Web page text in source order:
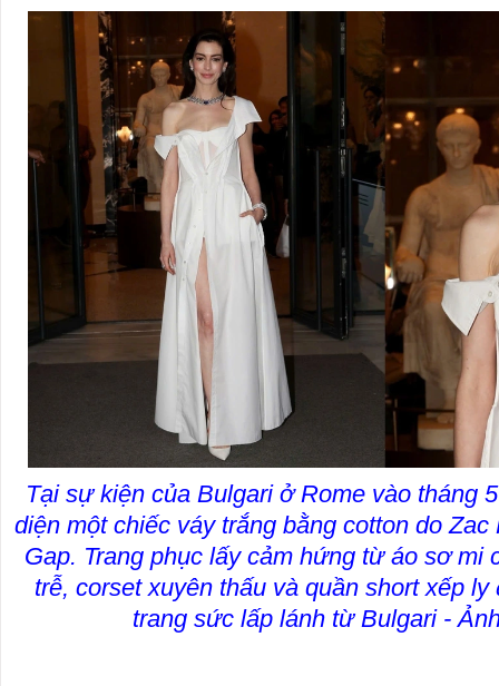
Tại sự kiện của Bulgari ở Rome vào tháng
diện một chiếc váy trắng bằng cotton do
Gap. Trang phục lấy cảm hứng từ áo sơ mi
trễ, corset xuyên thấu và quần short xếp
trang sức lấp lánh từ Bulgari -